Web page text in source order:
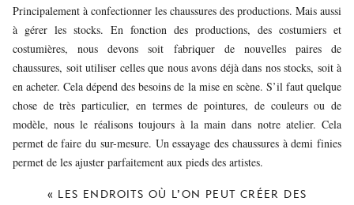
Principalement à confectionner les chaussures des productions. Mais aussi
à gérer les stocks. En fonction des productions, des costumiers et
costumières, nous devons soit fabriquer de nouvelles paires de
chaussures, soit utiliser celles que nous avons déjà dans nos stocks, soit à
en acheter. Cela dépend des besoins de la mise en scène. S’il faut quelque
chose de très particulier, en termes de pointures, de couleurs ou de
modèle, nous le réalisons toujours à la main dans notre atelier. Cela
permet de faire du sur-mesure. Un essayage des chaussures à demi finies
permet de les ajuster parfaitement aux pieds des artistes.
« LES ENDROITS OÙ L’ON PEUT CRÉER DES